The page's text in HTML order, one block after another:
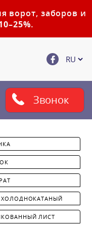
ворот, заборов и
Звонок
ХОЛОДНОКАТАНЫЙ
ЛИСТ